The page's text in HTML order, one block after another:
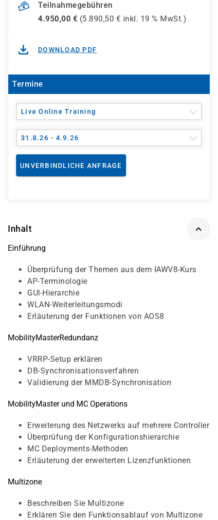
Teilnahmegebühren
4.950,00 € (5.890,50 € inkl. 19 % MwSt.)
DOWNLOAD PDF
Termine
Live Online Training
31.8.26 - 4.9.26
UNVERBINDLICHE ANFRAGE
Inhalt
Einführung
Überprüfung der Themen aus dem IAWV8-Kurs
AP-Terminologie
GUI-Hierarchie
WLAN-Weiterleitungsmodi
Erläuterung der Funktionen von AOS8
MobilityMasterRedundanz
VRRP-Setup erklären
DB-Synchronisationsverfahren
Validierung der MMDB-Synchronisation
MobilityMaster und MC Operations
Erweiterung des Netzwerks auf mehrere Controller
Überprüfung der Konfigurationshierarchie
MC Deployments-Methoden
Erläuterung der erweiterten Lizenzfunktionen
Multizone
Beschreiben Sie Multizone
Erklären Sie den Funktionsablauf von Multizone